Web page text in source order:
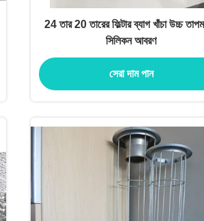
24 তার 20 তারের ফিল্টার ব্যাগ খাঁচা উচ্চ
সিলিকন আবরণ
সেরা দাম পান